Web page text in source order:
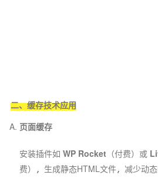
二、缓存技术应用
页面缓存
安装插件如 WP Rocket（付费）或
费），生成静态HTML文件，减少动态